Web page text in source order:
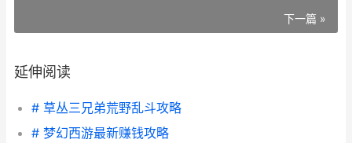
下一篇 »
延伸阅读
# 草丛三兄弟荒野乱斗攻略
# 梦幻西游最新赚钱攻略